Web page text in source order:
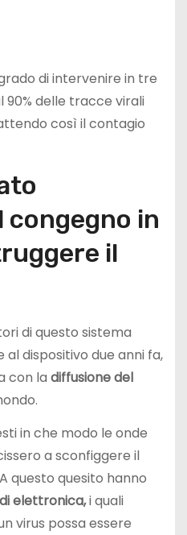
di intervenire in tre
90% delle tracce virali
così il contagio
in
il
di questo sistema
dispositivo due anni fa,
con la diffusione del
in che modo le onde
a sconfiggere il
questo quesito hanno
elettronica,i quali
virus possa essere